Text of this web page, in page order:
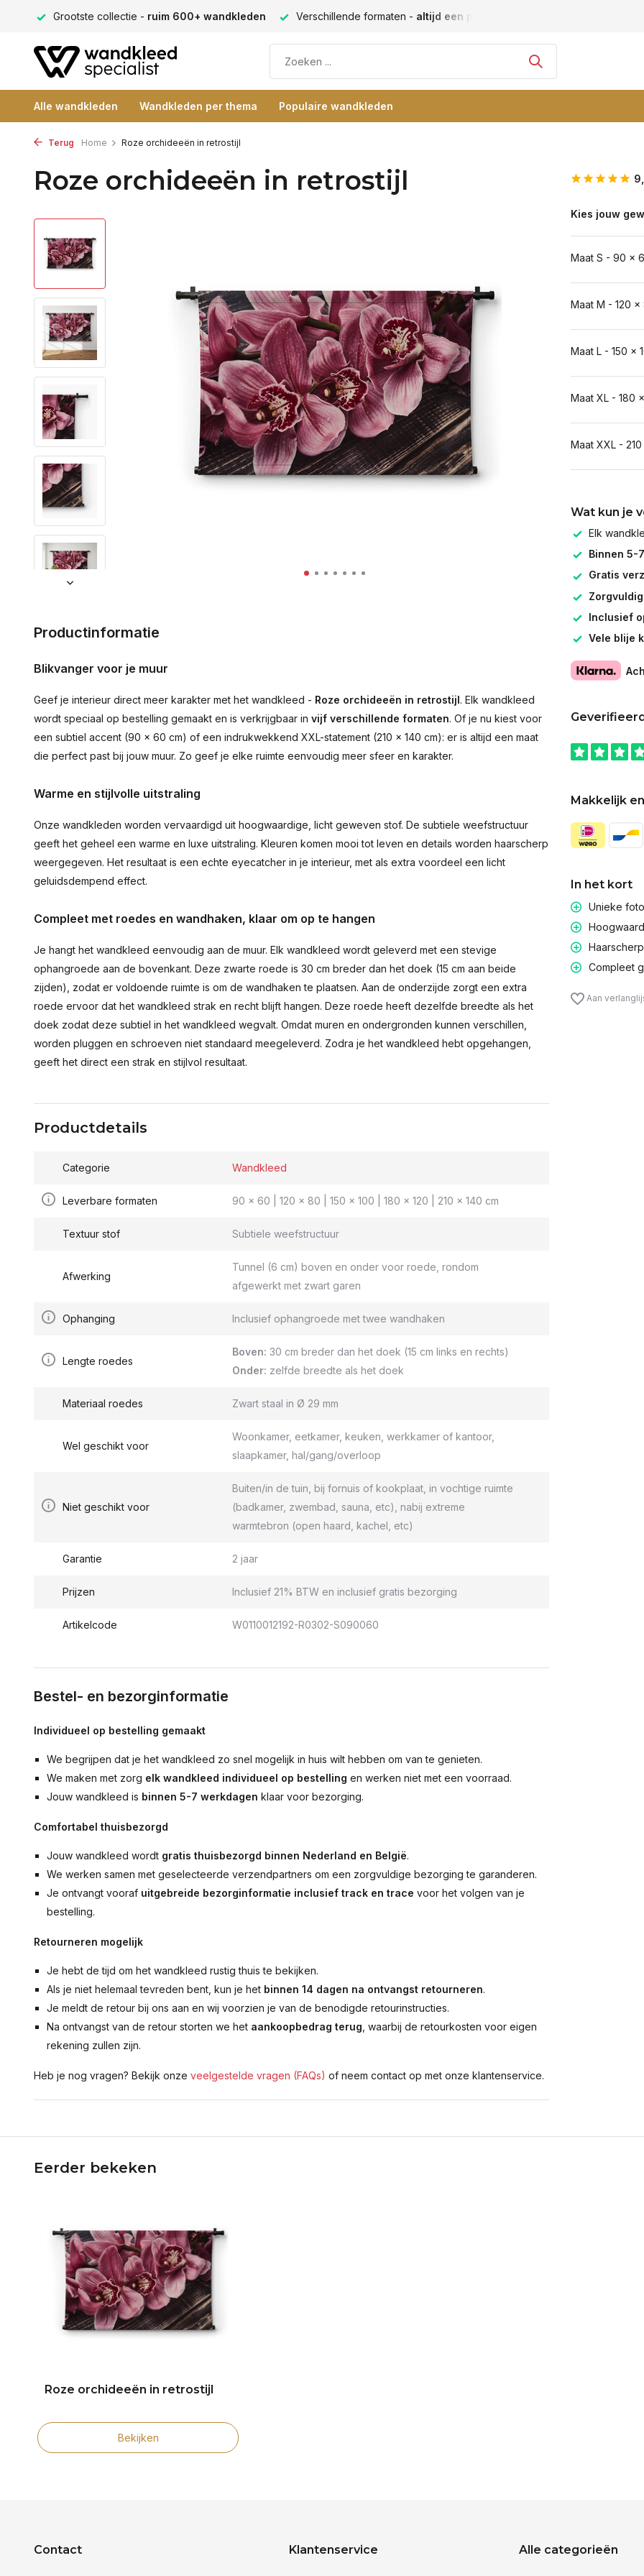
Grootste collectie - ruim 600+ wandkleden Verschillende formaten - altijd een passende maat
Alle wandkleden Wandkleden per thema Populaire wandkleden
Terug Home Roze orchideeën in retrostijl
Roze orchideeën in retrostijl
Productinformatie
Blikvanger voor je muur
Geef je interieur direct meer karakter met het wandkleed - Roze orchideeën in retrostijl. Elk wandkleed
wordt speciaal op bestelling gemaakt en is verkrijgbaar in vijf verschillende formaten. Of je nu kiest voor
een subtiel accent (90 × 60 cm) of een indrukwekkend XXL-statement (210 × 140 cm): er is altijd een maat
die perfect past bij jouw muur. Zo geef je elke ruimte eenvoudig meer sfeer en karakter.
Warme en stijlvolle uitstraling
Onze wandkleden worden vervaardigd uit hoogwaardige, licht geweven stof. De subtiele weefstructuur
geeft het geheel een warme en luxe uitstraling. Kleuren komen mooi tot leven en details worden haarscherp
weergegeven. Het resultaat is een echte eyecatcher in je interieur, met als extra voordeel een licht
geluidsdempend effect.
Compleet met roedes en wandhaken, klaar om op te hangen
Je hangt het wandkleed eenvoudig aan de muur. Elk wandkleed wordt geleverd met een stevige
ophangroede aan de bovenkant. Deze zwarte roede is 30 cm breder dan het doek (15 cm aan beide
zijden), zodat er voldoende ruimte is om de wandhaken te plaatsen. Aan de onderzijde zorgt een extra
roede ervoor dat het wandkleed strak en recht blijft hangen. Deze roede heeft dezelfde breedte als het
doek zodat deze subtiel in het wandkleed wegvalt. Omdat muren en ondergronden kunnen verschillen,
worden pluggen en schroeven niet standaard meegeleverd. Zodra je het wandkleed hebt opgehangen,
geeft het direct een strak en stijlvol resultaat.
Productdetails
Categorie Wandkleed
Leverbare formaten 90 x 60 | 120 x 80 | 150 x 100 | 180 x 120 | 210 x 140 cm
Textuur stof Subtiele weefstructuur
Afwerking
Tunnel (6 cm) boven en onder voor roede, rondom
afgewerkt met zwart garen
Ophanging Inclusief ophangroede met twee wandhaken
Lengte roedes
Boven: 30 cm breder dan het doek (15 cm links en rechts)
Onder: zelfde breedte als het doek
Materiaal roedes Zwart staal in Ø 29 mm
Wel geschikt voor
Woonkamer, eetkamer, keuken, werkkamer of kantoor,
slaapkamer, hal/gang/overloop
Niet geschikt voor
Buiten/in de tuin, bij fornuis of kookplaat, in vochtige ruimte
(badkamer, zwembad, sauna, etc), nabij extreme
warmtebron (open haard, kachel, etc)
Garantie 2 jaar
Prijzen Inclusief 21% BTW en inclusief gratis bezorging
Artikelcode W0110012192-R0302-S090060
Bestel- en bezorginformatie
Individueel op bestelling gemaakt
We begrijpen dat je het wandkleed zo snel mogelijk in huis wilt hebben om van te genieten.
We maken met zorg elk wandkleed individueel op bestelling en werken niet met een voorraad.
Jouw wandkleed is binnen 5-7 werkdagen klaar voor bezorging.
Comfortabel thuisbezorgd
Jouw wandkleed wordt gratis thuisbezorgd binnen Nederland en België.
We werken samen met geselecteerde verzendpartners om een zorgvuldige bezorging te garanderen.
Je ontvangt vooraf uitgebreide bezorginformatie inclusief track en trace voor het volgen van je
bestelling.
Retourneren mogelijk
Je hebt de tijd om het wandkleed rustig thuis te bekijken.
Als je niet helemaal tevreden bent, kun je het binnen 14 dagen na ontvangst retourneren.
Je meldt de retour bij ons aan en wij voorzien je van de benodigde retourinstructies.
Na ontvangst van de retour storten we het aankoopbedrag terug , waarbij de retourkosten voor eigen
rekening zullen zijn.
Heb je nog vragen? Bekijk onze veelgestelde vragen (FAQs) of neem contact op met onze klantenservice.
Kies jouw
Maat S - 90 x
Maat M - 120 x
Maat L - 150 x
Maat XL - 180
Maat XXL -
Wat kun je
Elk
Binnen 5-
Gratis
Inclusief
Vele blije
Makkelijk
In het kort
Unieke
Compleet
Aan
Eerder bekeken
Roze orchideeën in retrostijl
Bekijken
Contact Klantenservice Alle categorieën